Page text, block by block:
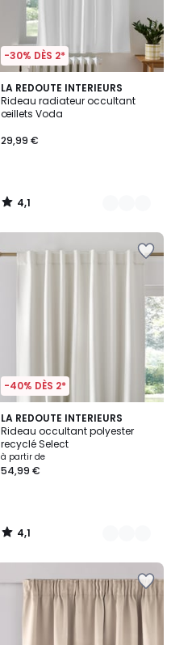
-30% DÈS 2*
LA REDOUTE INTERIEURS
Rideau radiateur occultant
œillets Voda
29,99 €
4,1
/ 5
7
Couleurs
4,1
/
-40% DÈS 2*
LA REDOUTE INTERIEURS
Rideau occultant polyester
recyclé Select
à partir de
54,99 €
4,1
/ 5
2
Couleurs
4,1
/